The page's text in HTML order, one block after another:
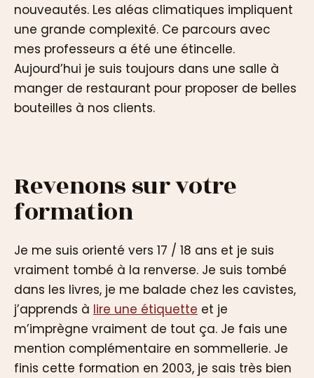
nouveautés. Les aléas climatiques impliquent
une grande complexité. Ce parcours avec
mes professeurs a été une étincelle.
Aujourd’hui je suis toujours dans une salle à
manger de restaurant pour proposer de belles
bouteilles à nos clients.
Revenons sur votre
formation
Je me suis orienté vers 17 / 18 ans et je suis
vraiment tombé à la renverse. Je suis tombé
dans les livres, je me balade chez les cavistes,
j’apprends à lire une étiquette et je
m’imprègne vraiment de tout ça. Je fais une
mention complémentaire en sommellerie. Je
finis cette formation en 2003, je sais très bien